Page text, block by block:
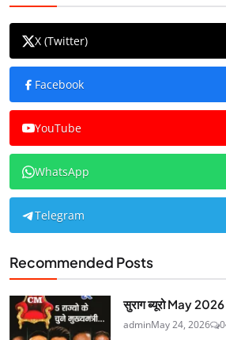
X (Twitter)
Facebook
YouTube
WhatsApp
Telegram
Recommended Posts
सुराग ब्यूरो May 2026
adminMay 24, 2026 0